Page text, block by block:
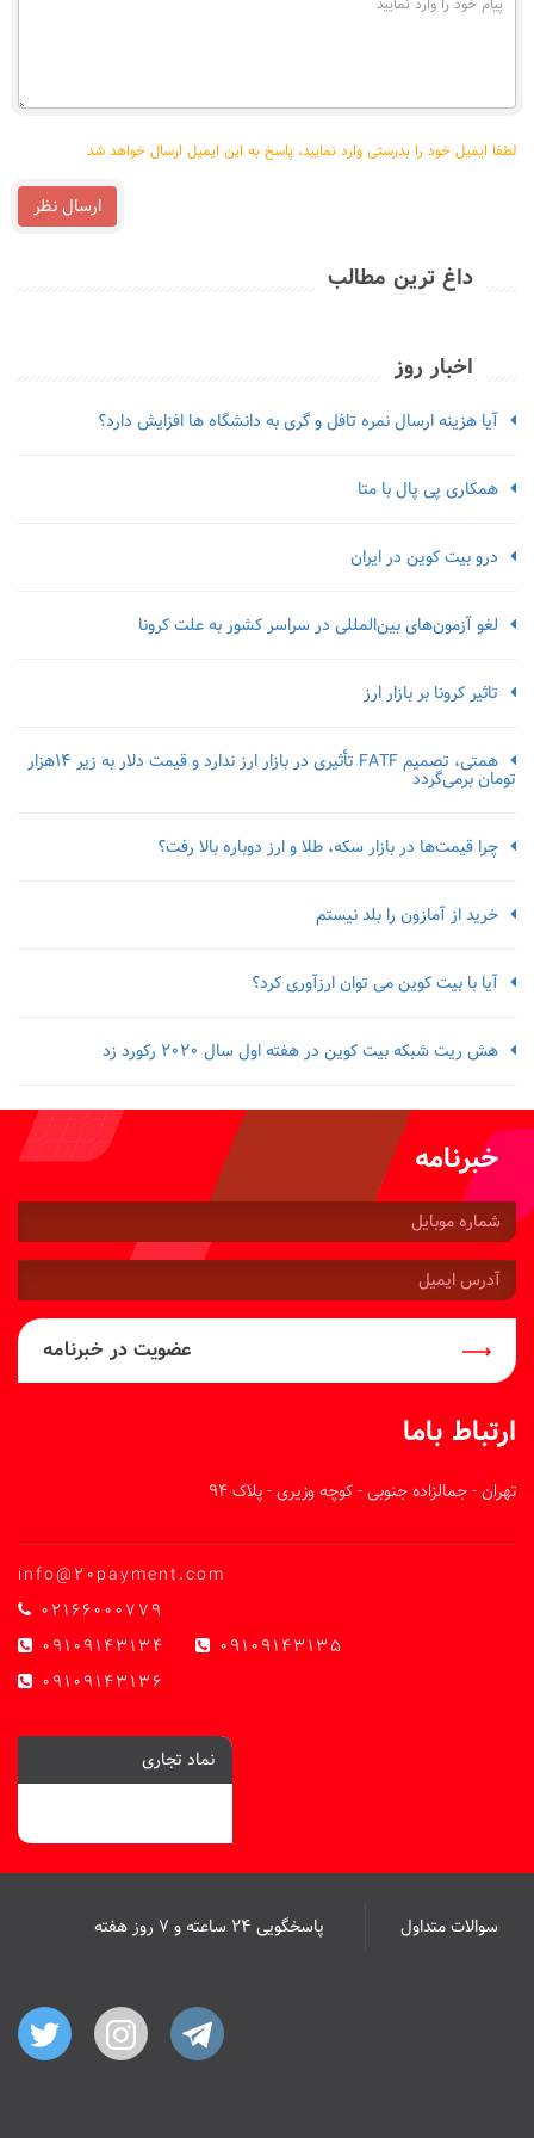
نمایید
خود
لطفا ایمیل خود را بدرستی وارد نمایید، پاسخ به این ایمیل ارسال خواهد شد
ارسال نظر
داغ ترین مطالب
اخبار روز
آیا هزینه ارسال نمره تافل و گری به دانشگاه ها افزایش دارد؟
همکاری پی پال با متا
درو بیت کوین در ایران
لغو آزمون‌‌های بین‌المللی در سراسر کشور به علت کرونا
تاثیر کرونا بر بازار ارز
همتی، تصمیم FATF تأثیری در بازار ارز ندارد و قیمت دلار به زیر ۱۴هزار
تومان برمی‌گردد
چرا قیمت‌ها در بازار سکه، طلا و ارز دوباره بالا رفت؟
خرید از آمازون را بلد نیستم
آیا با بیت کوین می توان ارزآوری کرد؟
هش ریت شبکه بیت کوین در هفته اول سال 2020 رکورد زد
خبرنامه
شماره
موبایل:
آدرس
ایمیل:
عضویت در خبرنامه
ارتباط باما
تهران - جمالزاده جنوبی - کوچه وزیری - پلاک 94
info@20payment.com
02166000779
09109143134
09109143135
09109143136
نماد تجاری
سوالات متداول پاسخگویی ۲۴ ساعته و ۷ روز هفته